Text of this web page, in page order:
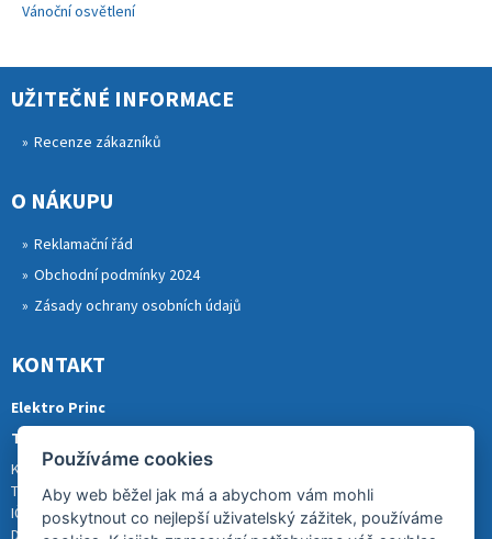
Vánoční osvětlení
UŽITEČNÉ INFORMACE
Recenze zákazníků
O NÁKUPU
Reklamační řád
Obchodní podmínky 2024
Zásady ochrany osobních údajů
KONTAKT
Elektro Princ
Tomáš Princ
Krkonošská 290, 46841 TANVALD
Tel.: 773 880 988
IČ: 01153731
DIČ: CZ8007202522
Používáme cookies
Aby web běžel jak má a abychom vám mohli
poskytnout co nejlepší uživatelský zážitek, používáme